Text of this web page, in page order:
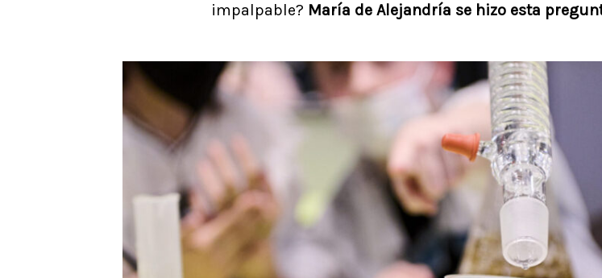
impalpable? María de Alejandría se hizo esta